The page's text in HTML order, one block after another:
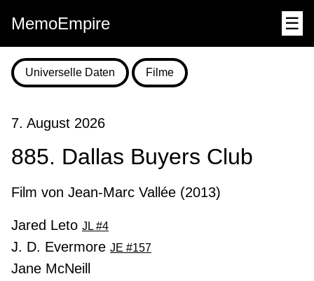
MemoEmpire ☰
Universelle Daten Filme
7. August 2026
885. Dallas Buyers Club
Film von Jean-Marc Vallée (2013)
Jared Leto JL #4
J. D. Evermore JE #157
Jane McNeill